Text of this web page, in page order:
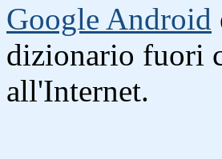
Google Android
dizionario fuori
all'Internet.